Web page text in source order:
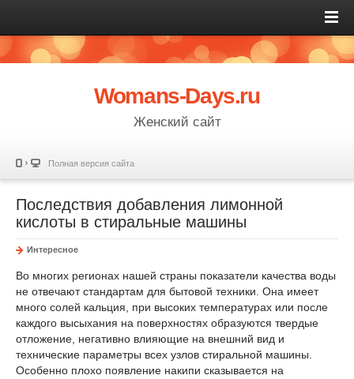
Womans-Days.ru
Женский сайт
Полная версия сайта
Последствия добавления лимонной
кислоты в стиральные машины
Интересное
Во многих регионах нашей страны показатели качества воды
не отвечают стандартам для бытовой техники. Она имеет
много солей кальция, при высоких температурах или после
каждого высыхания на поверхностях образуются твердые
отложение, негативно влияющие на внешний вид и
технические параметры всех узлов стиральной машины.
Особенно плохо появление накипи сказывается на